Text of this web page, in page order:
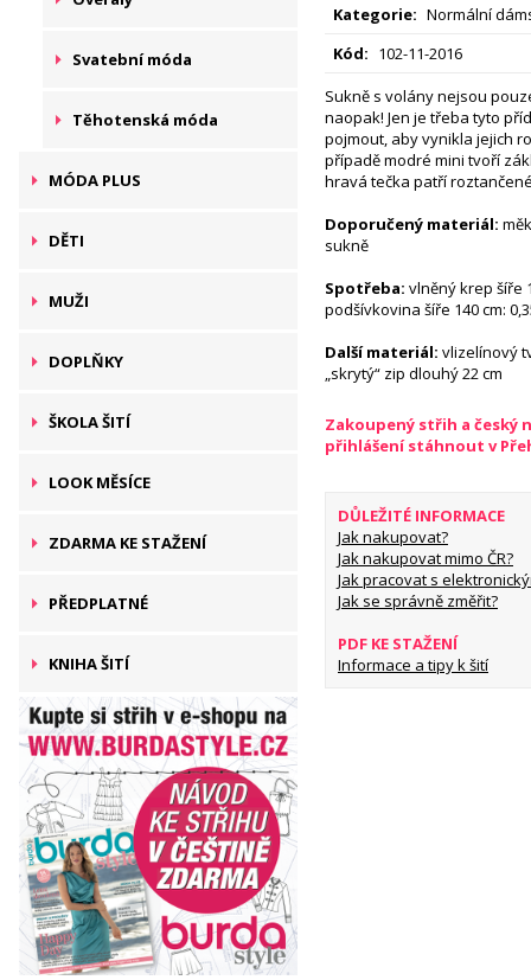
Svatební móda
Těhotenská móda
MÓDA PLUS
DĚTI
MUŽI
DOPLŇKY
ŠKOLA ŠITÍ
LOOK MĚSÍCE
ZDARMA KE STAŽENÍ
PŘEDPLATNÉ
KNIHA ŠITÍ
Kategorie: Normální
Kód: 102-11-2016
Sukně s volány nejsou
naopak! Jen je třeba tyto
pojmout, aby vynikla jejich
případě modré mini tvoří
hravá tečka patří
Doporučený materiál:
sukně
Spotřeba: vlněný krep šíře
podšívkovina šíře 140 cm:
Další materiál: vlizelínový
„skrytý“ zip dlouhý 22 cm
Zakoupený střih a český
přihlášení stáhnout v
DŮLEŽITÉ INFORMACE
Jak nakupovat?
Jak nakupovat mimo ČR?
Jak pracovat s
Jak se správně změřit?
PDF KE STAŽENÍ
Informace a tipy k šití